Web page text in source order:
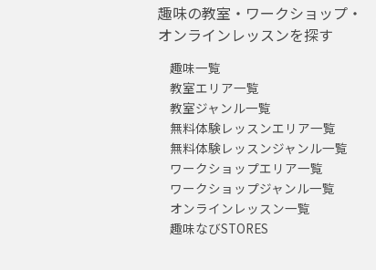
趣味の教室・ワークショップ・
オンラインレッスンを探す
趣味一覧
教室エリア一覧
教室ジャンル一覧
無料体験レッスンエリア一覧
無料体験レッスンジャンル一覧
ワークショップエリア一覧
ワークショップジャンル一覧
オンラインレッスン一覧
趣味なびSTORES